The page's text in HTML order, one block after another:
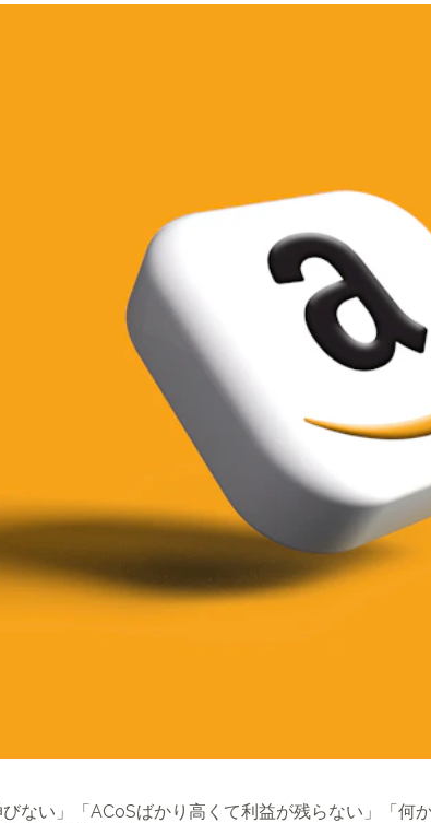
ない」「ACoSばかり高くて利益が残らない」「何